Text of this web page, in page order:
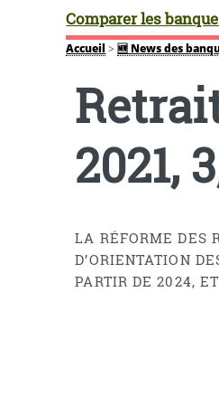
Comparer les
Accueil >🆕 News des
2021,
LA RÉFORME DES
D’ORIENTATION
PARTIR DE 2024,